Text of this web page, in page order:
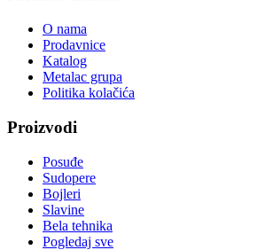
O nama
Prodavnice
Katalog
Metalac grupa
Politika kolačića
Proizvodi
Posuđe
Sudopere
Bojleri
Slavine
Bela tehnika
Pogledaj sve